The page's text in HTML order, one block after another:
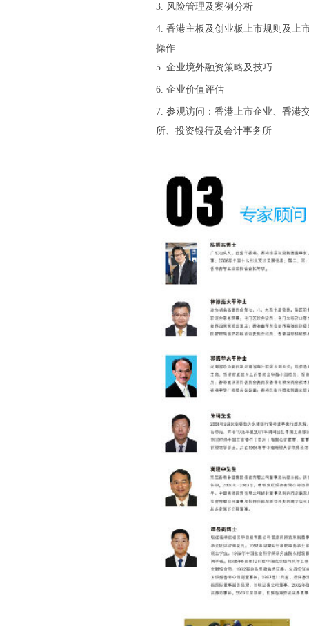
3. 风险管理及案例分析
4. 香港主板及创业板上市规则及上
操作
5. 企业境外融资策略及技巧
6. 企业价值评估
7. 参观访问：香港上市企业、香港
所、投资银行及会计事务所